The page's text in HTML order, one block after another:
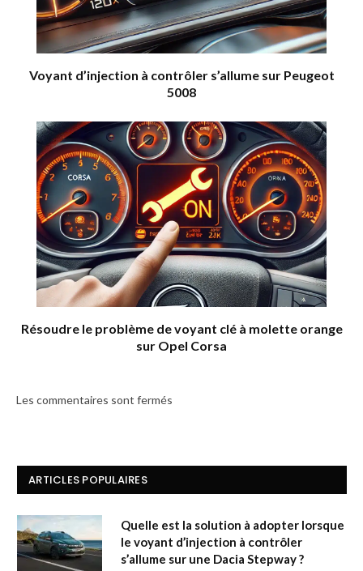
Voyant d’injection à contrôler s’allume sur Peugeot
5008
Résoudre le problème de voyant clé à molette orange
sur Opel Corsa
Les commentaires sont fermés
ARTICLES POPULAIRES
Quelle est la solution à adopter lorsque
le voyant d’injection à contrôler
s’allume sur une Dacia Stepway ?